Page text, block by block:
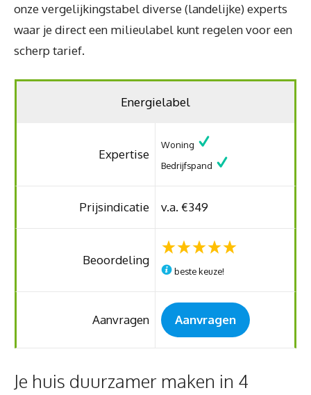
onze vergelijkingstabel diverse (landelijke) experts
waar je direct een milieulabel kunt regelen voor een
scherp tarief.
Energielabel
Expertise
Woning
Bedrijfspand
Prijsindicatie v.a. €349
Beoordeling
beste keuze!
Aanvragen Aanvragen
Je huis duurzamer maken in 4